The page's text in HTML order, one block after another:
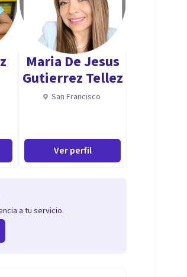
Maria De Jesus
Gutierrez Tellez
San Francisco
Ver perfil
a tu servicio.